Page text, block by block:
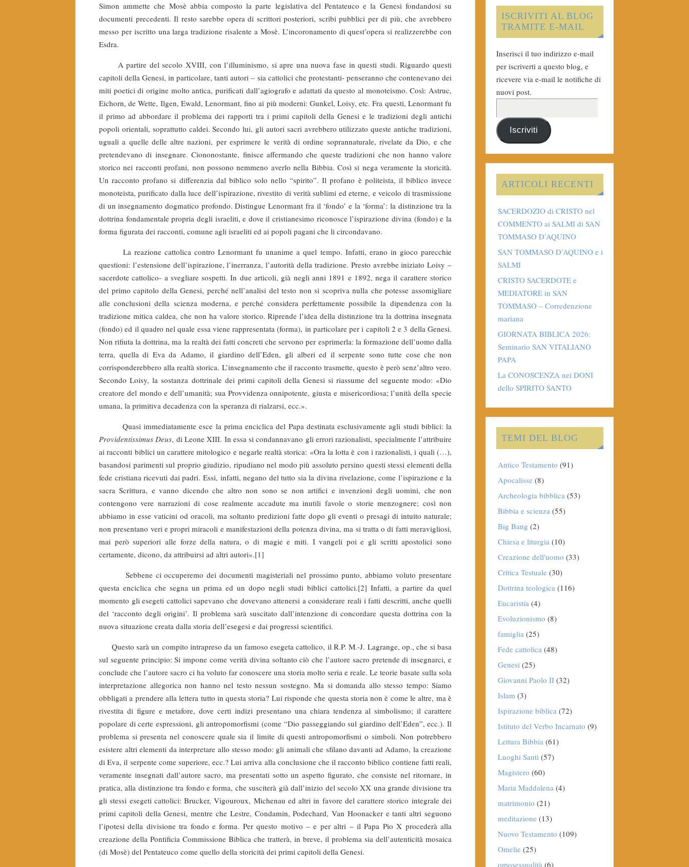
Simon ammette che Mosè abbia composto la parte legislativa del Pentateuco e la Genesi fondandosi su
documenti precedenti. Il resto sarebbe opera di scrittori posteriori, scribi pubblici per di più, che avrebbero
messo per iscritto una larga tradizione risalente a Mosè. L’incoronamento di quest’opera si realizzerebbe con
Esdra.
A partire del secolo XVIII, con l’illuminismo, si apre una nuova fase in questi studi. Riguardo questi
capitoli della Genesi, in particolare, tanti autori – sia cattolici che protestanti- penseranno che contenevano dei
miti poetici di origine molto antica, purificati dall’agiografo e adattati da questo al monoteismo. Così: Astruc,
Eichorn, de Wette, Ilgen, Ewald, Lenormant, fino ai più moderni: Gunkel, Loisy, etc. Fra questi, Lenormant fu
il primo ad abbordare il problema dei rapporti tra i primi capitoli della Genesi e le tradizioni degli antichi
popoli orientali, soprattutto caldei. Secondo lui, gli autori sacri avrebbero utilizzato queste antiche tradizioni,
uguali a quelle delle altre nazioni, per esprimere le verità di ordine soprannaturale, rivelate da Dio, e che
pretendevano di insegnare. Ciononostante, finisce affermando che queste tradizioni che non hanno valore
storico nei racconti profani, non possono nemmeno averlo nella Bibbia. Così si nega veramente la storicità.
Un racconto profano si differenzia dal biblico solo nello “spirito”. Il profano è politeista, il biblico invece
monoteista, purificato dalla luce dell’ispirazione, rivestito di verità sublimi ed eterne, e veicolo di trasmissione
di un insegnamento dogmatico profondo. Distingue Lenormant fra il ‘fondo’ e la ‘forma’: la distinzione tra la
dottrina fondamentale propria degli israeliti, e dove il cristianesimo riconosce l’ispirazione divina (fondo) e la
forma figurata dei racconti, comune agli israeliti ed ai popoli pagani che li circondavano.
La reazione cattolica contro Lenormant fu unanime a quel tempo. Infatti, erano in gioco parecchie
questioni: l’estensione dell’ispirazione, l’inerranza, l’autorità della tradizione. Presto avrebbe iniziato Loisy –
sacerdote cattolico- a svegliare sospetti. In due articoli, già negli anni 1891 e 1892, nega il carattere storico
del primo capitolo della Genesi, perché nell’analisi del testo non si scopriva nulla che potesse assomigliare
alle conclusioni della scienza moderna, e perché considera perfettamente possibile la dipendenza con la
tradizione mitica caldea, che non ha valore storico. Riprende l’idea della distinzione tra la dottrina insegnata
(fondo) ed il quadro nel quale essa viene rappresentata (forma), in particolare per i capitoli 2 e 3 della Genesi.
Non rifiuta la dottrina, ma la realtà dei fatti concreti che servono per esprimerla: la formazione dell’uomo dalla
terra, quella di Eva da Adamo, il giardino dell’Eden, gli alberi ed il serpente sono tutte cose che non
corrisponderebbero alla realtà storica. L’insegnamento che il racconto trasmette, questo è però senz’altro vero.
Secondo Loisy, la sostanza dottrinale dei primi capitoli della Genesi si riassume del seguente modo: «Dio
creatore del mondo e dell’umanità; sua Provvidenza onnipotente, giusta e misericordiosa; l’unità della specie
umana, la primitiva decadenza con la speranza di rialzarsi, ecc.».
Quasi immediatamente esce la prima enciclica del Papa destinata esclusivamente agli studi biblici: la
Providentissimus Deus, di Leone XIII. In essa si condannavano gli errori razionalisti, specialmente l’attribuire
ai racconti biblici un carattere mitologico e negarle realtà storica: «Ora la lotta è con i razionalisti, i quali (…),
basandosi parimenti sul proprio giudizio, ripudiano nel modo più assoluto persino questi stessi elementi della
fede cristiana ricevuti dai padri. Essi, infatti, negano del tutto sia la divina rivelazione, come l’ispirazione e la
sacra Scrittura, e vanno dicendo che altro non sono se non artifici e invenzioni degli uomini, che non
contengono vere narrazioni di cose realmente accadute ma inutili favole o storie menzognere; così non
abbiamo in esse vaticini od oracoli, ma soltanto predizioni fatte dopo gli eventi o presagi di intuito naturale;
non presentano veri e propri miracoli e manifestazioni della potenza divina, ma si tratta o di fatti meravigliosi,
mai però superiori alle forze della natura, o di magie e miti. I vangeli poi e gli scritti apostolici sono
certamente, dicono, da attribuirsi ad altri autori».[1]
Sebbene ci occuperemo dei documenti magisteriali nel prossimo punto, abbiamo voluto presentare
questa enciclica che segna un prima ed un dopo negli studi biblici cattolici.[2] Infatti, a partire da quel
momento gli esegeti cattolici sapevano che dovevano attenersi a considerare reali i fatti descritti, anche quelli
del ‘racconto degli origini’. Il problema sarà suscitato dall’intenzione di concordare questa dottrina con la
nuova situazione creata dalla storia dell’esegesi e dai progressi scientifici.
Questo sarà un compito intrapreso da un famoso esegeta cattolico, il R.P. M.-J. Lagrange, op., che si basa
sul seguente principio: Si impone come verità divina soltanto ciò che l’autore sacro pretende di insegnarci, e
conclude che l’autore sacro ci ha voluto far conoscere una storia molto seria e reale. Le teorie basate sulla sola
interpretazione allegorica non hanno nel testo nessun sostegno. Ma si domanda allo stesso tempo: Siamo
obbligati a prendere alla lettera tutto in questa storia? Lui risponde che questa storia non è come le altre, ma è
rivestita di figure e metafore, dove certi indizi presentano una chiara tendenza al simbolismo; il carattere
popolare di certe espressioni, gli antropomorfismi (come “Dio passeggiando sul giardino dell’Eden”, ecc.). Il
problema si presenta nel conoscere quale sia il limite di questi antropomorfismi o simboli. Non potrebbero
esistere altri elementi da interpretare allo stesso modo: gli animali che sfilano davanti ad Adamo, la creazione
di Eva, il serpente come superiore, ecc.? Lui arriva alla conclusione che il racconto biblico contiene fatti reali,
veramente insegnati dall’autore sacro, ma presentati sotto un aspetto figurato, che consiste nel ritornare, in
pratica, alla distinzione tra fondo e forma, che susciterà già dall’inizio del secolo XX una grande divisione tra
gli stessi esegeti cattolici: Brucker, Vigouroux, Michenau ed altri in favore del carattere storico integrale dei
primi capitoli della Genesi, mentre che Lestre, Condamin, Podechard, Van Hoonacker e tanti altri seguono
l’ipotesi della divisione tra fondo e forma. Per questo motivo – e per altri – il Papa Pio X procederà alla
creazione della Pontificia Commissione Biblica che tratterà, in breve, il problema sia dell’autenticità mosaica
(di Mosè) del Pentateuco come quello della storicità dei primi capitoli della Genesi.
ISCRIVITI AL BLOG
TRAMITE E-MAIL
Inserisci il tuo indirizzo e-mail
per iscriverti a questo blog, e
ricevere via e-mail le notifiche di
nuovi post.
Iscriviti
ARTICOLI RECENTI
SACERDOZIO di CRISTO nel
COMMENTO ai SALMI di SAN
TOMMASO D’AQUINO
SAN TOMMASO D’AQUINO e i
SALMI
CRISTO SACERDOTE e
MEDIATORE in SAN
TOMMASO – Corredenzione
mariana
GIORNATA BIBLICA 2026:
Seminario SAN VITALIANO
PAPA
La CONOSCENZA nei DONI
dello SPIRITO SANTO
TEMI DEL BLOG
Antico Testamento (91)
Apocalisse (8)
Archeologia bibblica (53)
Bibbia e scienza (55)
Big Bang (2)
Chiesa e liturgia (10)
Creazione dell'uomo (33)
Critica Testuale (30)
Dottrina teologica (116)
Eucaristía (4)
Evoluzionismo (8)
famiglia (25)
Fede cattolica (48)
Genesi (25)
Giovanni Paolo II(32)
Islam (3)
Ispirazione biblica (72)
Istituto del Verbo Incarnato (9)
Lettura Bibbia (61)
Luoghi Santi (57)
Magistero (60)
Maria Maddalena (4)
matrimonio (21)
meditazione (13)
Nuovo Testamento (109)
Omelie (25)
omosessualità (6)